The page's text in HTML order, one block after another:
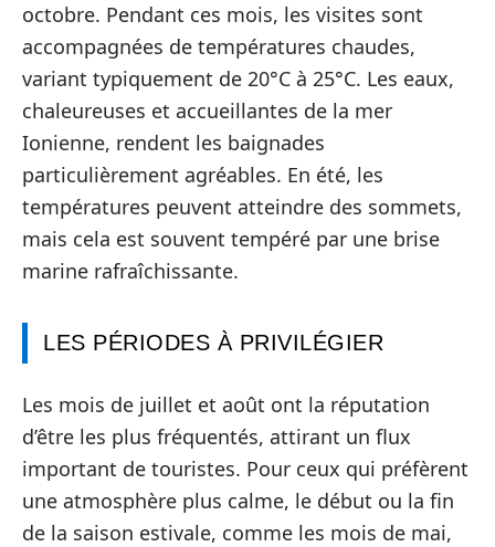
octobre. Pendant ces mois, les visites sont
accompagnées de températures chaudes,
variant typiquement de 20°C à 25°C. Les eaux,
chaleureuses et accueillantes de la mer
Ionienne, rendent les baignades
particulièrement agréables. En été, les
températures peuvent atteindre des sommets,
mais cela est souvent tempéré par une brise
marine rafraîchissante.
LES PÉRIODES À PRIVILÉGIER
Les mois de juillet et août ont la réputation
d’être les plus fréquentés, attirant un flux
important de touristes. Pour ceux qui préfèrent
une atmosphère plus calme, le début ou la fin
de la saison estivale, comme les mois de mai,